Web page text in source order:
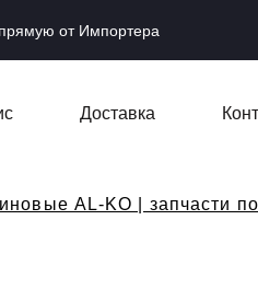
от Импортера
Доставка
AL-KO | запчасти